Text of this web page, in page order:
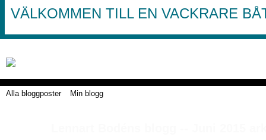
VÄLKOMMEN TILL EN VACKRARE
Alla bloggposter Min blogg